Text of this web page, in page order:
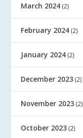
March 2024 (2)
February 2024 (2)
January 2024 (2)
December 2023 (2)
November 2023 (2)
October 2023 (2)